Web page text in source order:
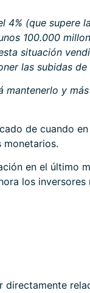
4% (que
100.000
situación
las subidas
y
de cuando
monetarios.
en el último
los